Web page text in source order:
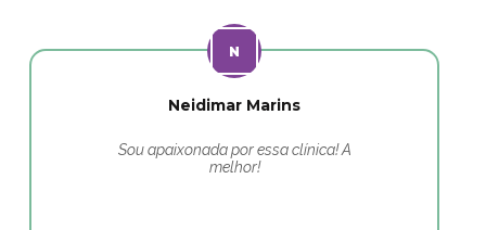
Neidimar Marins
Sou apaixonada por essa clínica! A
melhor!